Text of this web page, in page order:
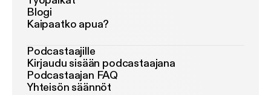
Blogi
Kaipaatko apua?
Podcastaajille
Kirjaudu sisään podcastaajana
Podcastaajan FAQ
Yhteisön säännöt